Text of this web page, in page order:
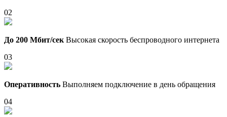
02
До 200 Мбит/сек Высокая скорость беспроводного интернета
03
Оперативность Выполняем подключение в день обращения
04